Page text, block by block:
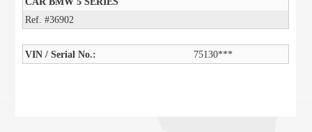
Ref. #36902
VIN / Serial No.: 75130***